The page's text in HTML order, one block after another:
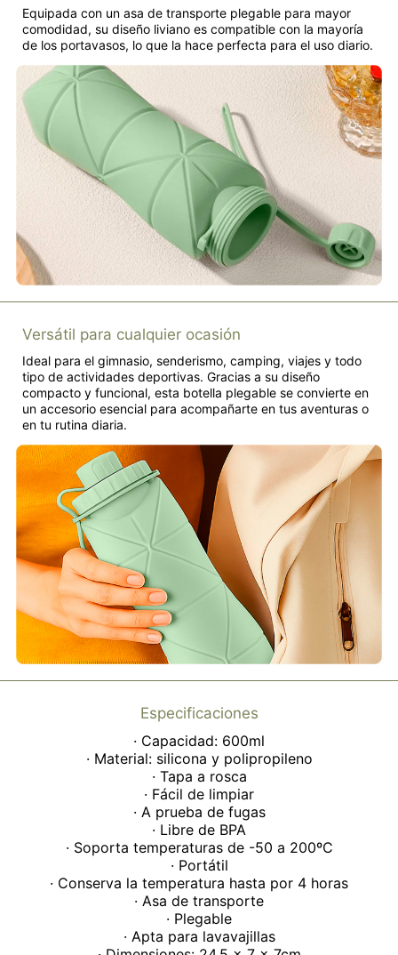
Equipada con un asa de transporte plegable para mayor
comodidad, su diseño liviano es compatible con la mayoría
de los portavasos, lo que la hace perfecta para el uso diario.
Versátil para cualquier ocasión
Ideal para el gimnasio, senderismo, camping, viajes y todo
tipo de actividades deportivas. Gracias a su diseño
compacto y funcional, esta botella plegable se convierte en
un accesorio esencial para acompañarte en tus aventuras o
en tu rutina diaria.
Especificaciones
· Capacidad: 600ml
· Material: silicona y polipropileno
· Tapa a rosca
· Fácil de limpiar
· A prueba de fugas
· Libre de BPA
· Soporta temperaturas de -50 a 200ºC
· Portátil
· Conserva la temperatura hasta por 4 horas
· Asa de transporte
· Plegable
· Apta para lavavajillas